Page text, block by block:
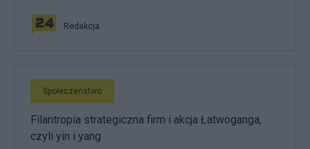
Redakcja
Społeczeństwo
Filantropia strategiczna firm i akcja Łatwoganga,
czyli yin i yang